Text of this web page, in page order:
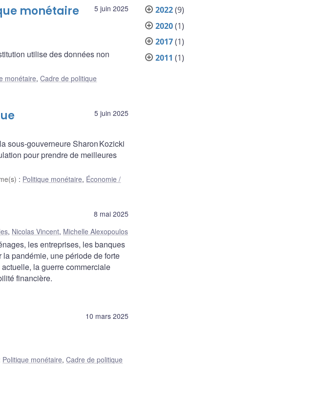
5 juin 2025
monétaire
utilise des données non
monétaire,Cadre de politique
5 juin 2025
sous-gouverneure Sharon Kozicki
pour prendre de meilleures
: Politique monétaire, Économie /
8 mai 2025
, Nicolas Vincent, Michelle Alexopoulos
les entreprises, les banques
pandémie, une période de forte
la guerre commerciale
financière.
10 mars 2025
Politique monétaire,Cadre de politique
2022(9)
2020(1)
2017(1)
2011 (1)